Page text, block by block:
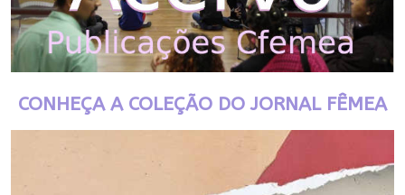
CONHEÇA A COLEÇÃO DO JORNAL FÊMEA